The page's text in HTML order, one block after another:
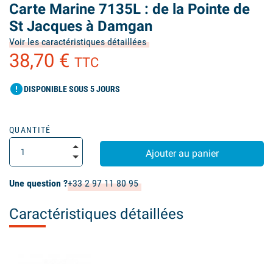
Carte Marine 7135L : de la Pointe de
St Jacques à Damgan
Voir les caractéristiques détaillées
38,70 € TTC
errorDISPONIBLE SOUS 5 JOURS
QUANTITÉ
Ajouter au panier
Une question ?+33 2 97 11 80 95
Caractéristiques détaillées